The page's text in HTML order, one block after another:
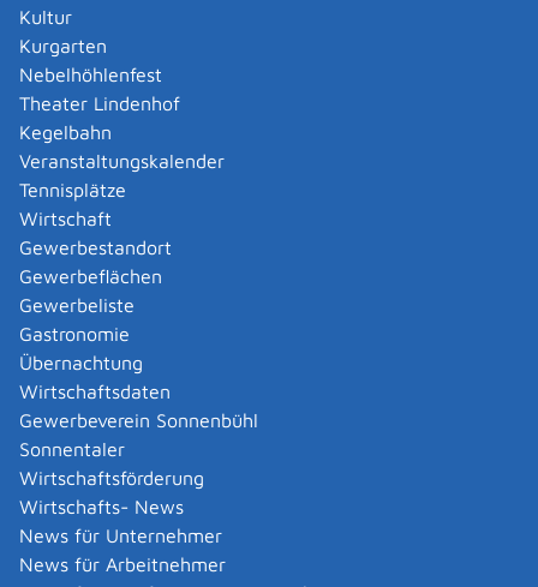
Kultur
Kurgarten
Nebelhöhlenfest
Theater Lindenhof
Kegelbahn
Veranstaltungskalender
Tennisplätze
Wirtschaft
Gewerbestandort
Gewerbeflächen
Gewerbeliste
Gastronomie
Übernachtung
Wirtschaftsdaten
Gewerbeverein Sonnenbühl
Sonnentaler
Wirtschaftsförderung
Wirtschafts- News
News für Unternehmer
News für Arbeitnehmer
Bearbeitungsdauer
Bearbeitung in der Regel sofort vor Ort
Hinweise
Beachten Sie, dass beim Wechsel der Hauptwohnung
auch die Adresse beziehungsweise der Wohnort in Ihren
Dokumenten geändert werden muss. Wie Sie dabei
vorgehen, erfahren Sie in der Lebenslage "
den dazugehörigen Leistungen.
Vertiefende Informationen
Keine
Rechtsgrundlage
Bundesmeldegesetz - BMG:
§ 21 Mehrere Wohnungen
§ 22 Bestimmung der Hauptwohnung
Freigabevermerk